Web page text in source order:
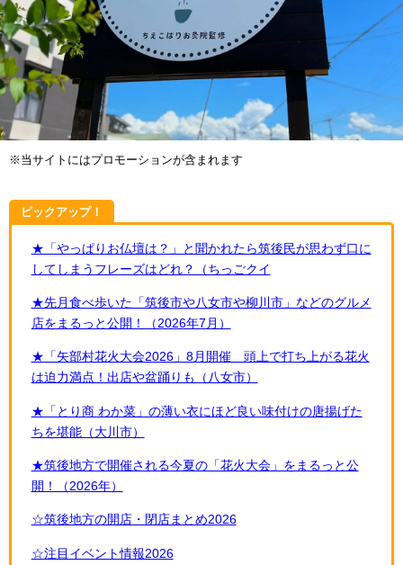
※当サイトにはプロモーションが含まれます
ピックアップ！
★「やっぱりお仏壇は？」と聞かれたら筑後民が思わず口に
してしまうフレーズはどれ？（ちっごクイ
★先月食べ歩いた「筑後市や八女市や柳川市」などのグルメ
店をまるっと公開！（2026年7月）
★「矢部村花火大会2026」8月開催 頭上で打ち上がる花火
は迫力満点！出店や盆踊りも（八女市）
★「とり商 わか菜」の薄い衣にほど良い味付けの唐揚げた
ちを堪能（大川市）
★筑後地方で開催される今夏の「花火大会」をまるっと公
開！（2026年）
☆筑後地方の開店・閉店まとめ2026
☆注目イベント情報2026